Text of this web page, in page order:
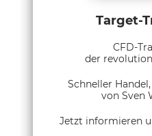
Target-
CFD-
der
Schneller
von Sven
Jetzt informieren